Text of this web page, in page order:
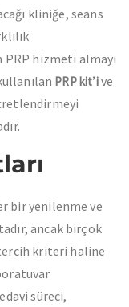
kliniğe, seans
hizmeti almayı
PRP kit’ive
bir yenilenme ve
ancak birçok
kriteri haline
süreci,